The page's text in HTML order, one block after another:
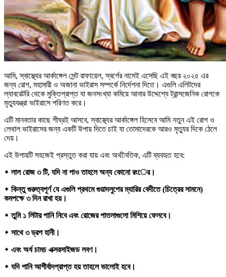
আমি, স্বাস্থ্যের আর্কাঙ্গেল সেন্ট রাফায়েল, স্বর্গের নামেই এসেছি এই বছর ২০২৫ এর
জন্য রোগ, মহামারী ও অজানা ভাইরাস সম্পর্কে নির্দেশনা দিতে। এগুলি এলিটদের
ল্যাবরেটরি থেকে মুক্তিপ্রাপ্ত যা জনসংখ্যা কমিয়ে আনার উদ্দেশ্যে ট্রান্সজেনিক রোগকে
মৃত্যুযন্ত্রা ভাইরাসে পরিণত করে।
এটি মানবতার কাছে শীঘ্রই আসবে, স্বাস্থ্যের আর্কাঙ্গেল হিসেবে আমি নতুন এই রোগ ও
লেথাল ভাইরাসের জন্য একটি উপায় দিতে চাই যা তোমাদেরকে আরও মৃত্যুর দিকে ঠেলে
দেয়।
এই উপায়টি সহজেই প্রস্তুত করা যায় এবং অর্থনৈতিক, এটি ব্যবহৃত হবে:
᛭ লাল রোজ ৩ টি, যদি না পাও তাহলে অন্য কোনো রংের।
᛭ কিন্তু গুরুত্বপূর্ণ যে এগুলি প্রথমে গুয়াদলুপের ম্যারির বেদীতে (চিত্রের সামনে)
কমপক্ষে ৩ দিন রাখা হয়।
᛭ তুমি ১ লিটার পানি নিবে এবং রোজের পাতলাগুলো মিশিয়ে ফেলবে।
᛭ সাথে ৩ ড্রপ হানী।
᛭ এবং অর্ধ চামচ এক্সরসাইজড লবণ।
᛭ যদি পানি আশীর্বাদপ্রাপ্ত হয় তাহলে ভালোই হবে।